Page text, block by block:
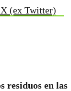
(ex Twitter)
residuos en las